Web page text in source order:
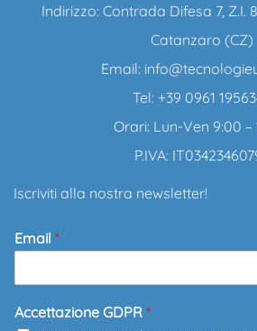
Indirizzo: Contrada Difesa 7, Z.I.
Catanzaro (CZ)
Email:
Tel: +39 0961
Orari: Lun-Ven 9:00 –
P.IVA:
Iscriviti alla nostra newsletter!
Email *
Accettazione GDPR *